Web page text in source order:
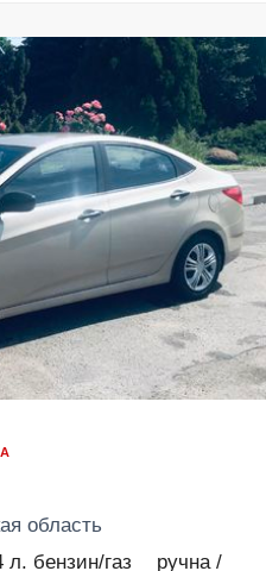
область
л. бензин/газ ручна /